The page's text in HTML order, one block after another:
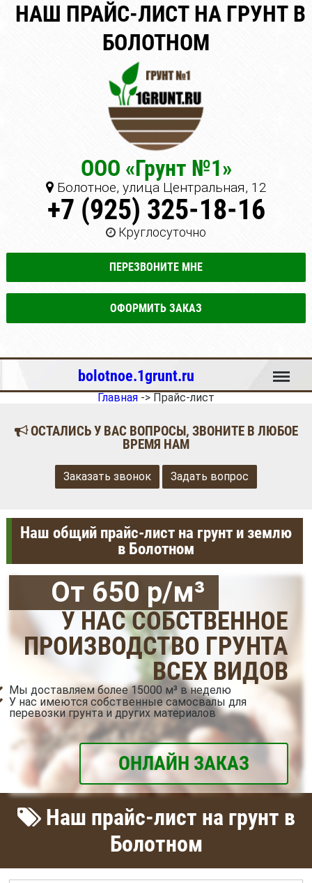
НАШ ПРАЙС-ЛИСТ НА ГРУНТ В
БОЛОТНОМ
ООО «Грунт №1»
Болотное, улица Центральная, 12
+7 (925) 325-18-16
Круглосуточно
ПЕРЕЗВОНИТЕ МНЕ
ОФОРМИТЬ ЗАКАЗ
bolotnoe.1grunt.ru Меню
Главная -> Прайс-лист
ОСТАЛИСЬ У ВАС ВОПРОСЫ, ЗВОНИТЕ В ЛЮБОЕ
ВРЕМЯ НАМ
Заказать звонок Задать вопрос
Наш общий прайс-лист на грунт и землю
в Болотном
От 650 р/м³
У НАС СОБСТВЕННОЕ
ПРОИЗВОДСТВО ГРУНТА
ВСЕХ ВИДОВ
Мы доставляем более 15000 м³ в неделю
У нас имеются собственные самосвалы для
перевозки грунта и других материалов
ОНЛАЙН ЗАКАЗ
Наш прайс-лист на грунт в
Болотном